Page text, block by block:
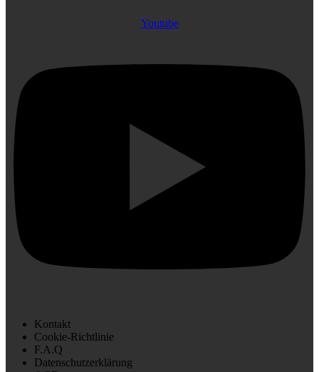
Youtube
Kontakt
Cookie-Richtlinie
F.A.Q
Datenschutzerklärung